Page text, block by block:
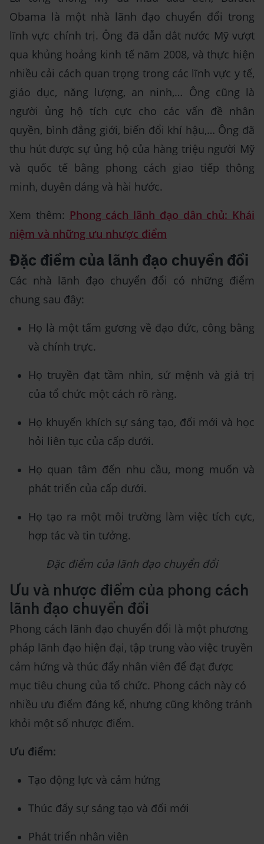
Obama là một nhà lãnh đạo chuyển đổi trong
lĩnh vực chính trị. Ông đã dẫn dắt nước Mỹ vượt
qua khủng hoảng kinh tế năm 2008, và thực hiện
nhiều cải cách quan trọng trong các lĩnh vực y tế,
giáo dục, năng lượng, an ninh,… Ông cũng là
người ủng hộ tích cực cho các vấn đề nhân
quyền, bình đẳng giới, biến đổi khí hậu,… Ông đã
thu hút được sự ủng hộ của hàng triệu người Mỹ
và quốc tế bằng phong cách giao tiếp thông
minh, duyên dáng và hài hước.
Xem thêm: Phong cách lãnh đạo dân chủ: Khái
niệm và những ưu nhược điểm
Đặc điểm của lãnh đạo chuyển đổi
Các nhà lãnh đạo chuyển đổi có những điểm
chung sau đây:
Họ là một tấm gương về đạo đức, công bằng
và chính trực.
Họ truyền đạt tầm nhìn, sứ mệnh và giá trị
của tổ chức một cách rõ ràng.
Họ khuyến khích sự sáng tạo, đổi mới và học
hỏi liên tục của cấp dưới.
Họ quan tâm đến nhu cầu, mong muốn và
phát triển của cấp dưới.
Họ tạo ra một môi trường làm việc tích cực,
hợp tác và tin tưởng.
Đặc điểm của lãnh đạo chuyển đổi
Ưu và nhược điểm của phong cách
lãnh đạo chuyển đổi
Phong cách lãnh đạo chuyển đổi là một phương
pháp lãnh đạo hiện đại, tập trung vào việc truyền
cảm hứng và thúc đẩy nhân viên để đạt được
mục tiêu chung của tổ chức. Phong cách này có
nhiều ưu điểm đáng kể, nhưng cũng không tránh
khỏi một số nhược điểm.
Ưu điểm:
Tạo động lực và cảm hứng
Thúc đẩy sự sáng tạo và đổi mới
Phát triển nhân viên